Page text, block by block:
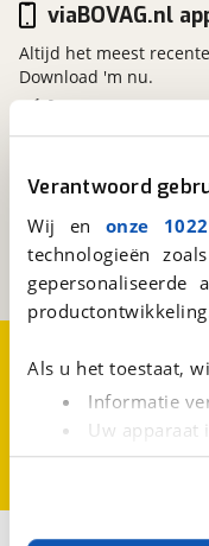
Verantwoord
Wij en onze
technologieën
Als u het toestaat,
Informatie
Uw
Lees meer over
Kosterijland
3981 AJ
Bunnik
Een initiatief van
BOVAG
viaBOVAG.nl
Altijd het meest
Download 'm nu.
Cookievoorkeuren